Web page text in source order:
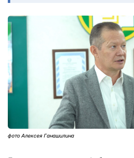
фото Алексея Ганашилина